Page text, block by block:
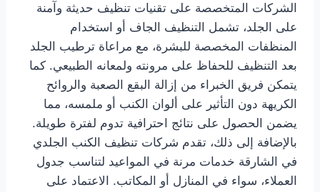
الشركات المتخصصة على تقنيات تنظيف حديثة وآمنة
على الجلد، تشمل التنظيف الجاف أو استخدام
المنظفات المخصصة للبشرة، مع مراعاة ترطيب الجلد
بعد التنظيف للحفاظ على مرونته ولمعانه الطبيعي. كما
يتمكن فريق الخبراء من إزالة البقع الصعبة والروائح
الكريهة دون التأثير على ألوان الكنب أو ملمسه، مما
يضمن الحصول على نتائج احترافية تدوم لفترة طويلة.
بالإضافة إلى ذلك، تقدم شركات تنظيف الكنب الجلدي
في الشارقة خدمات مرنة في المواعيد لتناسب جدول
العملاء، سواء في المنازل أو المكاتب. الاعتماد على